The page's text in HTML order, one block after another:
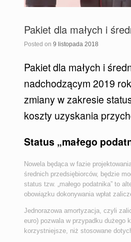
Pakiet dla małych i
Posted on 9 listopada 2018
Pakiet dla małych i
nadchodzącym 2019
zmiany w zakresie
koszty uzyskania
Status „małego
Nowela będąca w fazie
średnich przedsiębiorców, będzie
status tzw. „małego podatnika” to
obowiązku dokonywania wpłat
Jednorazowa amortyzacja, czyli
euro) pozwala w przypadku
korzystniejsze, niż stosowane